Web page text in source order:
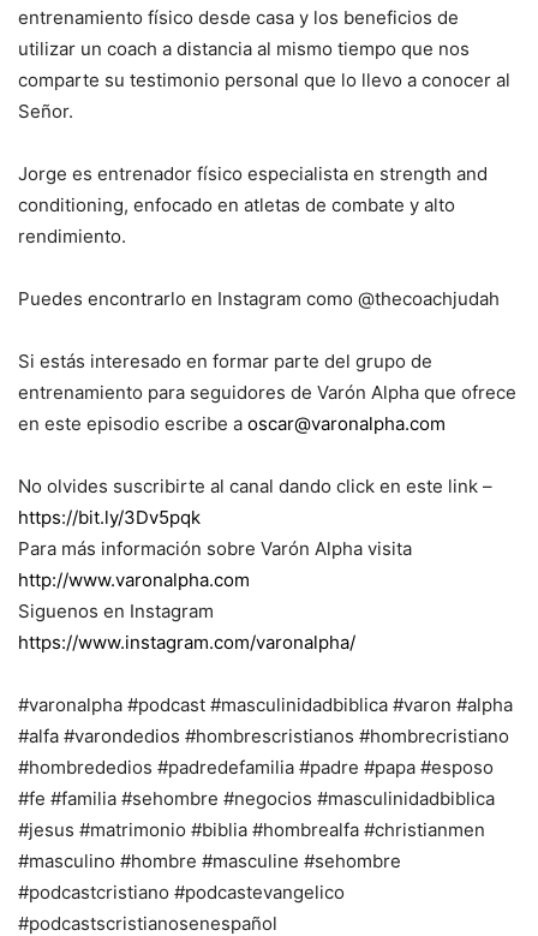
entrenamiento físico desde casa y los beneficios de
utilizar un coach a distancia al mismo tiempo que nos
comparte su testimonio personal que lo llevo a conocer al
Señor.
Jorge es entrenador físico especialista en strength and
conditioning, enfocado en atletas de combate y alto
rendimiento.
Puedes encontrarlo en Instagram como @thecoachjudah
Si estás interesado en formar parte del grupo de
entrenamiento para seguidores de Varón Alpha que ofrece
en este episodio escribe a oscar@varonalpha.com
No olvides suscribirte al canal dando click en este link –
https://bit.ly/3Dv5pqk
Para más información sobre Varón Alpha visita
http://www.varonalpha.com
Siguenos en Instagram
https://www.instagram.com/varonalpha/
#varonalpha #podcast #masculinidadbiblica #varon #alpha
#alfa #varondedios #hombrescristianos #hombrecristiano
#hombrededios #padredefamilia #padre #papa #esposo
#fe #familia #sehombre #negocios #masculinidadbiblica
#jesus #matrimonio #biblia #hombrealfa #christianmen
#masculino #hombre #masculine #sehombre
#podcastcristiano #podcastevangelico
#podcastscristianosenespañol